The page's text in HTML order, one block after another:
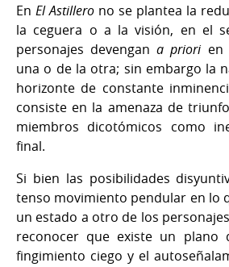
En El Astillero no se plantea la
la ceguera o a la visión, en el
personajes devengana priori en
una o de la otra; sin embargo la
horizonte de constante
consiste en la amenaza de
miembros dicotómicos como
final.
Si bien las posibilidades
tenso movimiento pendular en lo
un estado a otro de los
reconocer que existe un plano
fingimiento ciego y el